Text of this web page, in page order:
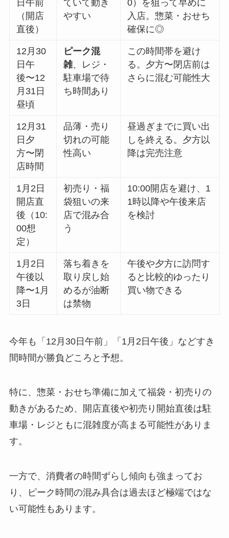
日午前
（開店
直後）
ていて動き
やすい
0）を狙って早めに
入店。惣菜・おせち
確保に◎
12月30
日午
後〜12
月31日
昼頃
ピーク混
雑、レジ・
駐車場で待
ち時間あり
この時間帯を避け
る。夕方〜閉店前は
さらに混む可能性大
12月31
日夕
方〜閉
店時間
品薄・売り
切れの可能
性高い
昼過ぎまでに買い出
しを終える。夕方以
降は完売注意
1月2日
開店直
後（10:
00想
定）
初売り・福
袋狙いの来
店で混み合
う
10:00開店を避け、1
1時以降や午後来店
を検討
1月2日
午後以
降〜1月
3日
落ち着きを
取り戻し始
めるが油断
は禁物
午後や夕方に訪問す
ると比較的ゆったり
買い物できる
今年も「12月30日午前」「1月2日午後」などすき
間時間が勝負どころと予想。
特に、惣菜・おせち準備に加えて福袋・初売りの
動きがあるため、開店直後や初売り開始直後は駐
車場・レジともに混雑度が高まる可能性がありま
す。
一方で、消費者の時間ずらし傾向も強まってお
り、ピーク時間の混み具合は過去ほど極端ではな
い可能性もあります。